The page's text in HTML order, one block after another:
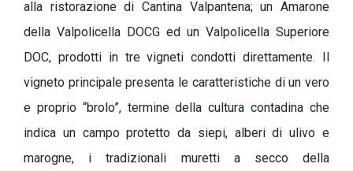
alla ristorazione di Cantina Valpantena; un Amarone
della Valpolicella DOCG ed un Valpolicella Superiore
DOC, prodotti in tre vigneti condotti direttamente. Il
vigneto principale presenta le caratteristiche di un vero
e proprio “brolo”, termine della cultura contadina che
indica un campo protetto da siepi, alberi di ulivo e
marogne, i tradizionali muretti a secco della